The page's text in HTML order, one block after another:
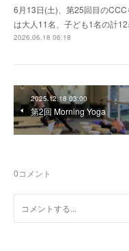
6月13日(土)、第25回目の
は大人11名、子ども1名の計
2026.06.18 06:18
2025.12.18 03:00
第2回 Morning Yoga
0コメント